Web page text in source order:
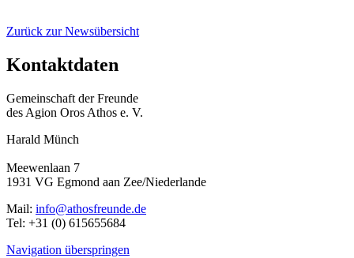
Zurück zur Newsübersicht
Kontaktdaten
Gemeinschaft der Freunde
des Agion Oros Athos e. V.
Harald Münch
Meewenlaan 7
1931 VG Egmond aan Zee/Niederlande
Mail: info@athosfreunde.de
Tel: +31 (0) 615655684
Navigation überspringen